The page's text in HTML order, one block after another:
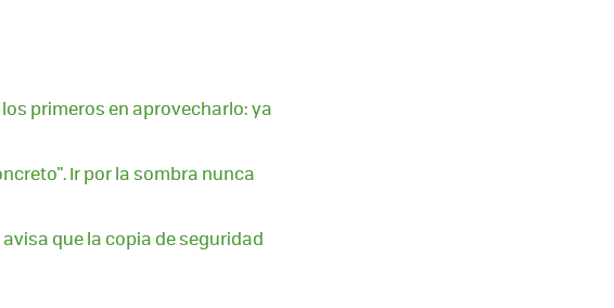
primeros en aprovecharlo: ya
Ir por la sombra nunca
que la copia de seguridad